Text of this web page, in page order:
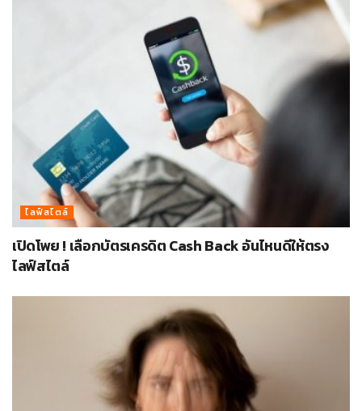
ไลฟ์สไตล์
เปิดโพย ! เลือกบัตรเครดิต Cash Back อันไหนดีให้ตรง
ไลฟ์สไตล์